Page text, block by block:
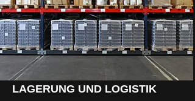
LAGERUNG UND LOGISTIK